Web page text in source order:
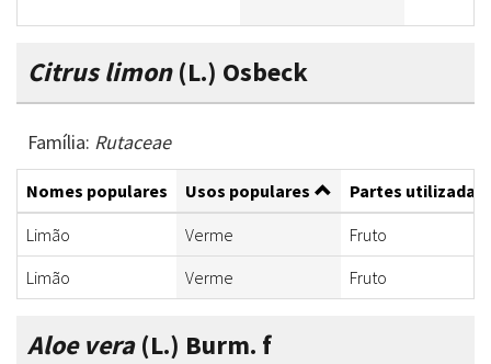
Citrus limon(L.) Osbeck
Família: Rutaceae
Nomes populares Usos populares
Partes utilizadas
Limão
Verme
Fruto
Limão
Verme Fruto
Aloe vera(L.) Burm. f